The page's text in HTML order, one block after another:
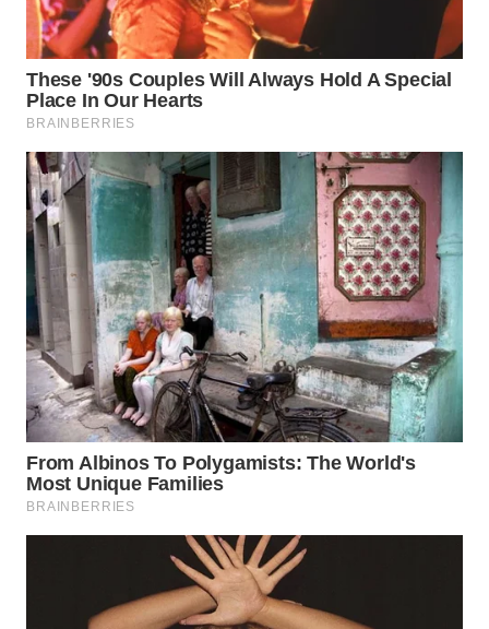
TAPANULI
TENGAH
WN DELI
SERDANG
WN
TEBING
TINGGI
WN
PAKPAK
WN
KARAWANG
WN
BEKASI
WN
BOGOR
DEPOK